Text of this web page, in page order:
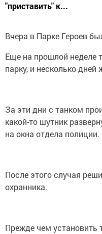
"приставить" к...
Вчера в Парке Героев
Еще на прошлой неделе
парку, и несколько
За эти дни с танком
какой-то шутник
на окна отдела полиции.
После этого случая
охранника.
Прежде чем установить